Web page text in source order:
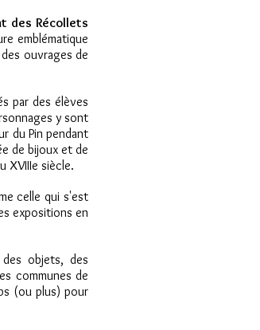
des Récollets
emblématique
ouvrages de
par des élèves
y sont
du Pin pendant
de bijoux et de
XVIIIe siècle.
celle qui s'est
expositions en
objets, des
communes de
(ou plus) pour